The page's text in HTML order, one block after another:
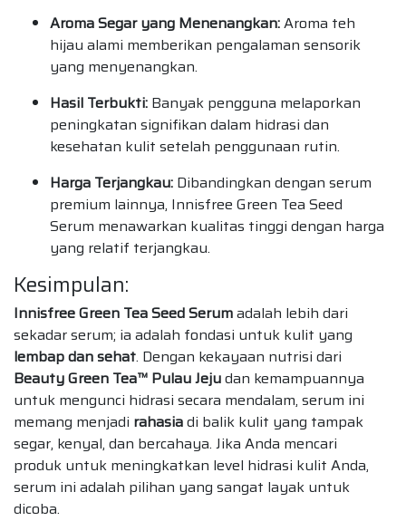
Aroma Segar yang Menenangkan:Aroma teh
hijau alami memberikan pengalaman sensorik
yang menyenangkan.
Hasil Terbukti: Banyak pengguna melaporkan
peningkatan signifikan dalam hidrasi dan
kesehatan kulit setelah penggunaan rutin.
Harga Terjangkau: Dibandingkan dengan serum
premium lainnya, Innisfree Green Tea Seed
Serum menawarkan kualitas tinggi dengan harga
yang relatif terjangkau.
Kesimpulan:
Innisfree Green Tea Seed Serumadalah lebih dari
sekadar serum; ia adalah fondasi untuk kulit yang
lembap dan sehat. Dengan kekayaan nutrisi dari
Beauty Green Tea™ Pulau Jejudan kemampuannya
untuk mengunci hidrasi secara mendalam, serum ini
memang menjadi rahasiadi balik kulit yang tampak
segar, kenyal, dan bercahaya. Jika Anda mencari
produk untuk meningkatkan level hidrasi kulit Anda,
serum ini adalah pilihan yang sangat layak untuk
dicoba.